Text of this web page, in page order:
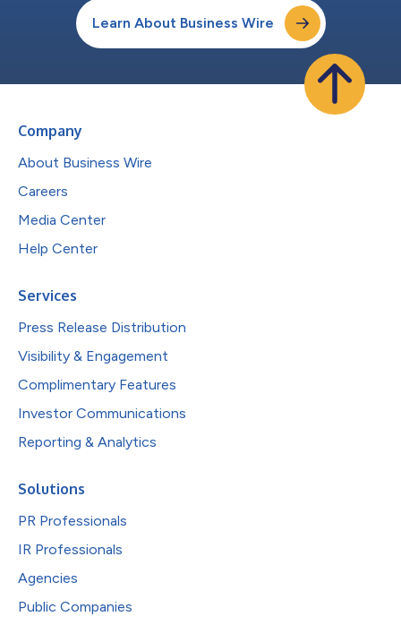
Learn About Business Wire
Company
About Business Wire
Careers
Media Center
Help Center
Services
Press Release Distribution
Visibility & Engagement
Complimentary Features
Investor Communications
Reporting & Analytics
Solutions
PR Professionals
IR Professionals
Agencies
Public Companies